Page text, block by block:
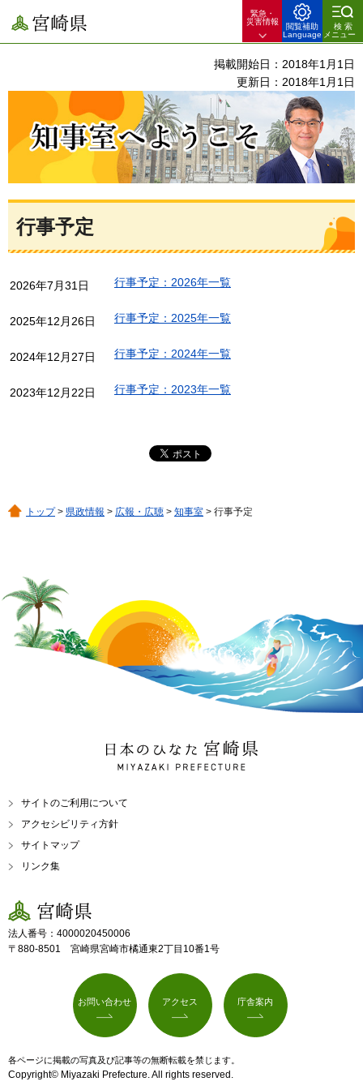
宮崎県
緊急・
災害情報
閲覧補助
Language
検索
メニュー
掲載開始日：2018年1月1日
更新日：2018年1月1日
行事予定
2026年7月31日 行事予定：2026年一覧
2025年12月26日 行事予定：2025年一覧
2024年12月27日 行事予定：2024年一覧
2023年12月22日 行事予定：2023年一覧
トップ> 県政情報 > 広報・広聴 > 知事室 > 行事予定
日本のひなた 宮崎県
MIYAZAKI PREFECTURE
サイトのご利用について
アクセシビリティ方針
サイトマップ
リンク集
宮崎県
法人番号：4000020450006
〒880-8501 宮崎県宮崎市橘通東2丁目10番1号
お問い合わせ アクセス 庁舎案内
各ページに掲載の写真及び記事等の無断転載を禁じます。
Copyright© Miyazaki Prefecture. All rights reserved.